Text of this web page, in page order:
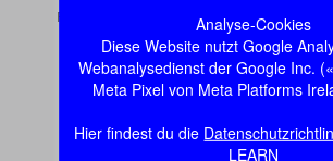
Analyse-Cookies
Diese Website nutzt Google
Webanalysedienst der Google Inc.
Meta Pixel von Meta Platforms
Hier findest du die
LEARN